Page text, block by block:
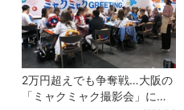
2万円超えでも争奪戦…大阪の
「ミャクミャク撮影会」に全